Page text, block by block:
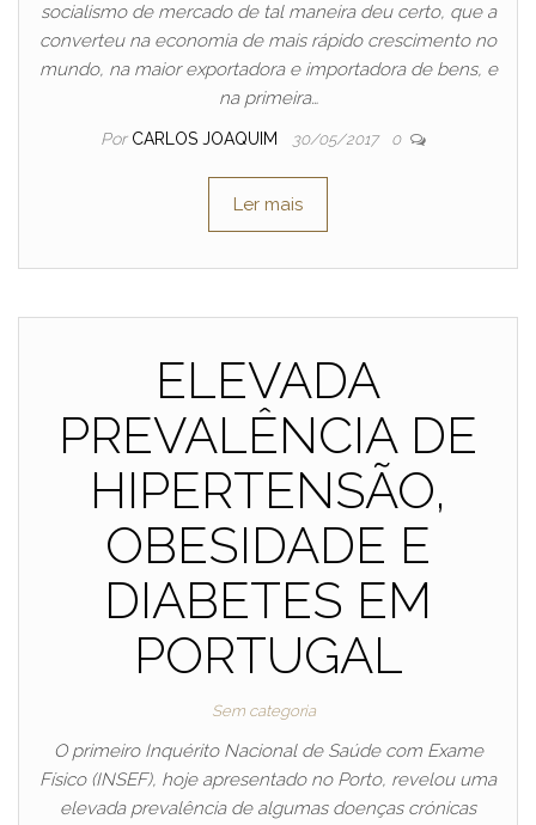
socialismo de mercado de tal maneira deu certo, que a
converteu na economia de mais rápido crescimento no
mundo, na maior exportadora e importadora de bens, e
na primeira…
Por CARLOS JOAQUIM 30/05/2017 0
Ler mais
ELEVADA
PREVALÊNCIA DE
HIPERTENSÃO,
OBESIDADE E
DIABETES EM
PORTUGAL
Sem categoria
O primeiro Inquérito Nacional de Saúde com Exame
Físico (INSEF), hoje apresentado no Porto, revelou uma
elevada prevalência de algumas doenças crónicas